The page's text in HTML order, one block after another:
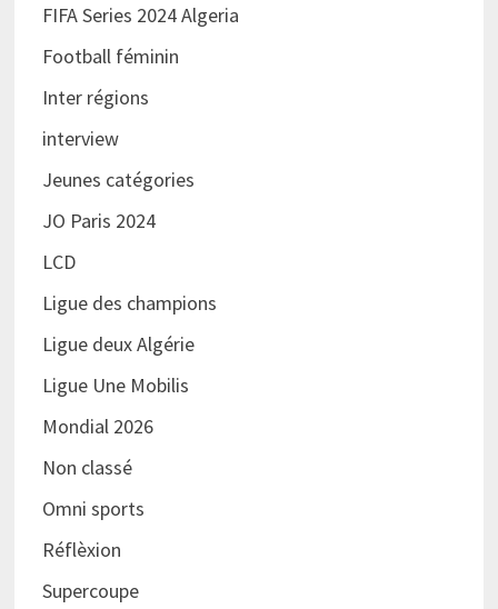
FIFA Series 2024 Algeria
Football féminin
Inter régions
interview
Jeunes catégories
JO Paris 2024
LCD
Ligue des champions
Ligue deux Algérie
Ligue Une Mobilis
Mondial 2026
Non classé
Omni sports
Réflèxion
Supercoupe